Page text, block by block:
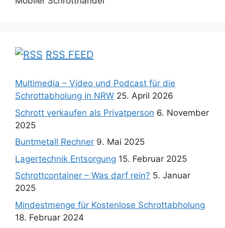
RSS FEED
Multimedia – Video und Podcast für die
Schrottabholung in NRW 25. April 2026
Schrott verkaufen als Privatperson 6. November
2025
Buntmetall Rechner 9. Mai 2025
Lagertechnik Entsorgung 15. Februar 2025
Schrottcontainer – Was darf rein? 5. Januar
2025
Mindestmenge für Kostenlose Schrottabholung
18. Februar 2024